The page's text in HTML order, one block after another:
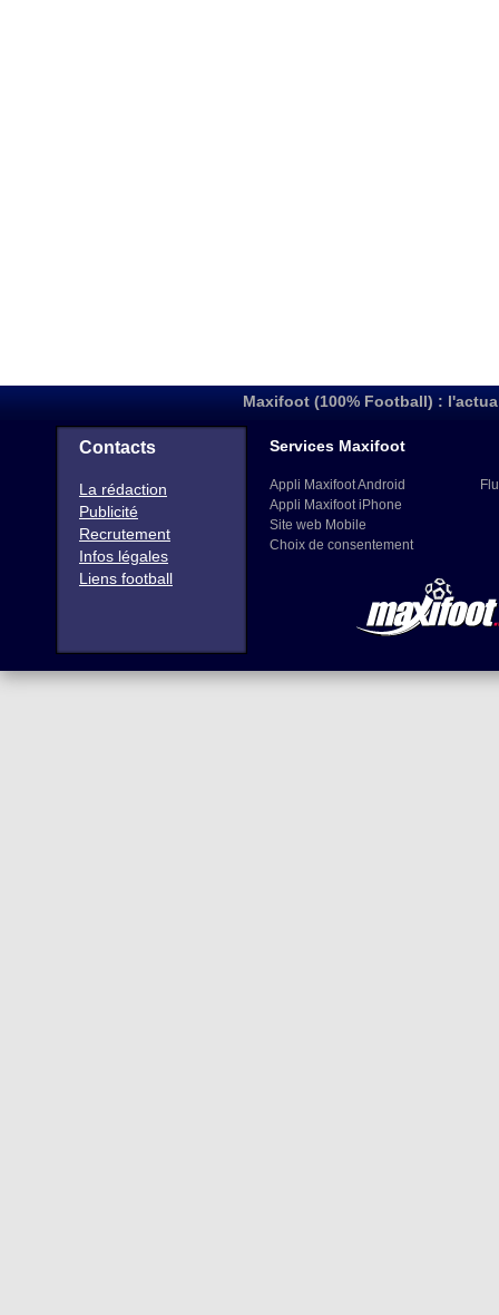
Maxifoot (100% Football) :
Contacts
La rédaction
Publicité
Recrutement
Infos légales
Liens football
Services Maxifoot
Appli Maxifoot Android
Appli Maxifoot iPhone
Site web Mobile
Choix de consentement